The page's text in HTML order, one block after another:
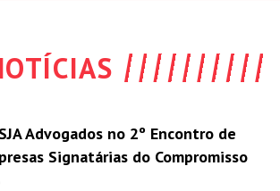
Advogados no 2º Encontro de
Signatárias do Compromisso